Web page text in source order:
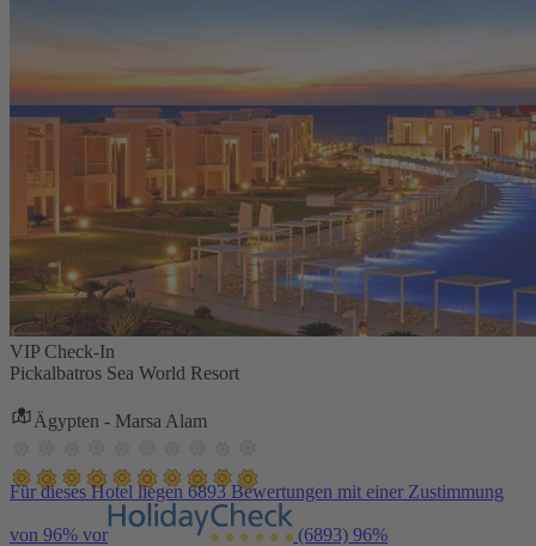
VIP Check-In
Pickalbatros Sea World Resort
Ägypten - Marsa Alam
Für dieses Hotel liegen 6893 Bewertungen mit einer Zustimmung
von 96% vor (6893) 96%